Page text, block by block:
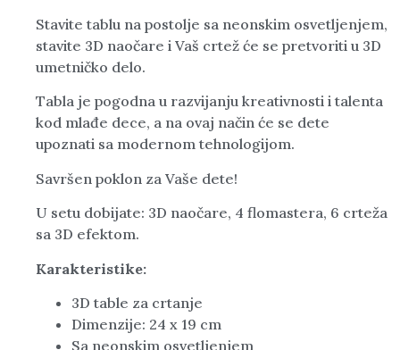
Stavite tablu na postolje sa neonskim osvetljenjem,
stavite 3D naočare i Vaš crtež će se pretvoriti u 3D
umetničko delo.
Tabla je pogodna u razvijanju kreativnosti i talenta
kod mlađe dece, a na ovaj način će se dete
upoznati sa modernom tehnologijom.
Savršen poklon za Vaše dete!
U setu dobijate: 3D naočare, 4 flomastera, 6 crteža
sa 3D efektom.
Karakteristike:
3D table za crtanje
Dimenzije: 24 x 19 cm
Sa neonskim osvetljenjem